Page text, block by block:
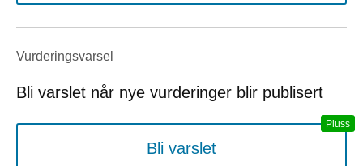
Vurderings­varsel
Bli varslet når nye vurderinger blir publisert
Bli varslet